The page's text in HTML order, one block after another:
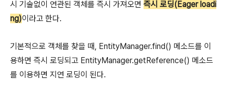
시 기술없이 연관된 객체를 즉시 가져오면 즉시 로딩(Eager loadi
ng)이라고 한다.
기본적으로 객체를 찾을 때, EntityManager.find() 메소드를 이
용하면 즉시 로딩되고 EntityManager.getReference() 메소드
를 이용하면 지연 로딩이 된다.